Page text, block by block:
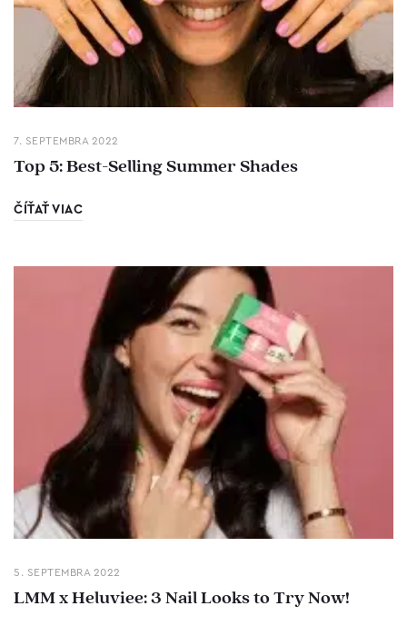
7. SEPTEMBRA 2022
Top 5: Best-Selling Summer Shades
ČÍŤAŤ VIAC
5. SEPTEMBRA 2022
LMM x Heluviee: 3 Nail Looks to Try Now!